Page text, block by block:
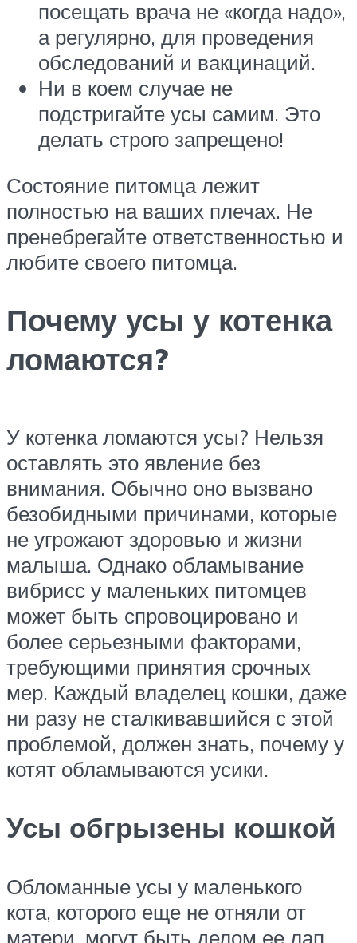
посещать врача не «когда надо»,
а регулярно, для проведения
обследований и вакцинаций.
Ни в коем случае не
подстригайте усы самим. Это
делать строго запрещено!
Состояние питомца лежит
полностью на ваших плечах. Не
пренебрегайте ответственностью и
любите своего питомца.
Почему усы у котенка
ломаются?
У котенка ломаются усы? Нельзя
оставлять это явление без
внимания. Обычно оно вызвано
безобидными причинами, которые
не угрожают здоровью и жизни
малыша. Однако обламывание
вибрисс у маленьких питомцев
может быть спровоцировано и
более серьезными факторами,
требующими принятия срочных
мер. Каждый владелец кошки, даже
ни разу не сталкивавшийся с этой
проблемой, должен знать, почему у
котят обламываются усики.
Усы обгрызены кошкой
Обломанные усы у маленького
кота, которого еще не отняли от
матери, могут быть делом ее лап,